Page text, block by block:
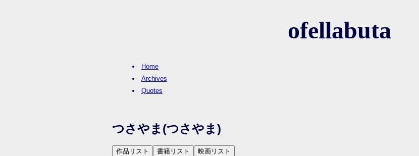
ofellabuta
Home
Archives
Quotes
つさやま (つさやま)
作品リスト 書籍リスト 映画リスト